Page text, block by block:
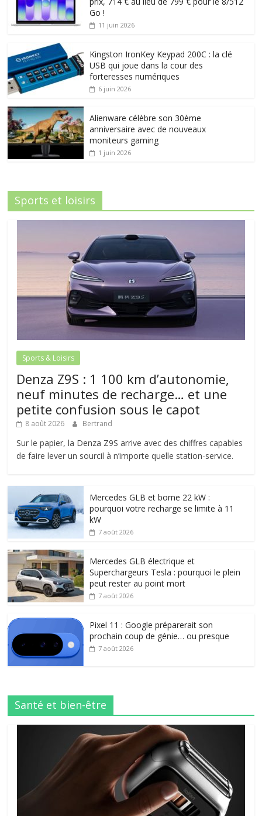
Go !
11 juin 2026
Kingston IronKey Keypad 200C : la clé
USB qui joue dans la cour des
forteresses numériques
6 juin 2026
Alienware célèbre son 30ème
anniversaire avec de nouveaux
moniteurs gaming
1 juin 2026
Sports et loisirs
Sports & Loisirs
Denza Z9S : 1 100 km d’autonomie,
neuf minutes de recharge… et une
petite confusion sous le capot
8 août 2026 Bertrand
Sur le papier, la Denza Z9S arrive avec des chiffres capables
de faire lever un sourcil à n’importe quelle station-service.
Mercedes GLB et borne 22 kW :
pourquoi votre recharge se limite à 11
kW
7 août 2026
Mercedes GLB électrique et
Superchargeurs Tesla : pourquoi le plein
peut rester au point mort
7 août 2026
Pixel 11 : Google préparerait son
prochain coup de génie… ou presque
7 août 2026
Santé et bien-être